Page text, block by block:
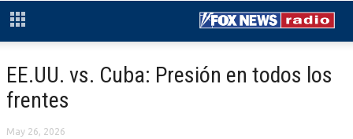
EE.UU. vs. Cuba: Presión en todos los
frentes
May 26, 2026